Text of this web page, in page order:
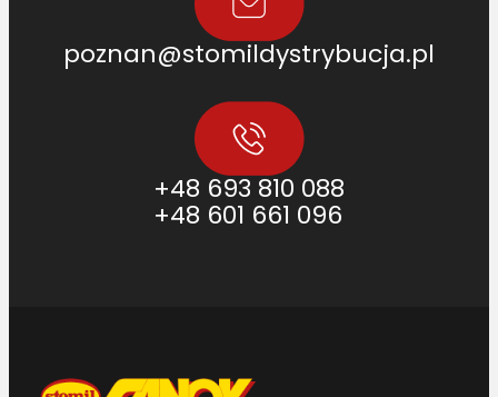
poznan@stomildystrybucja.pl
+48 693 810 088
+48 601 661 096